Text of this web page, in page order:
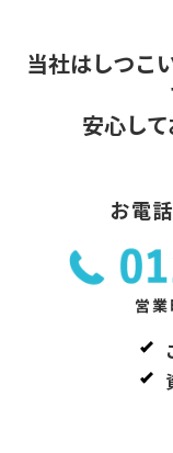
当社はしつこ
安心し
お電
営